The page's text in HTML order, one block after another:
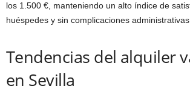
los 1.500 €, manteniendo un alto índice de
huéspedes y sin complicaciones
Tendencias del alquiler
en Sevilla